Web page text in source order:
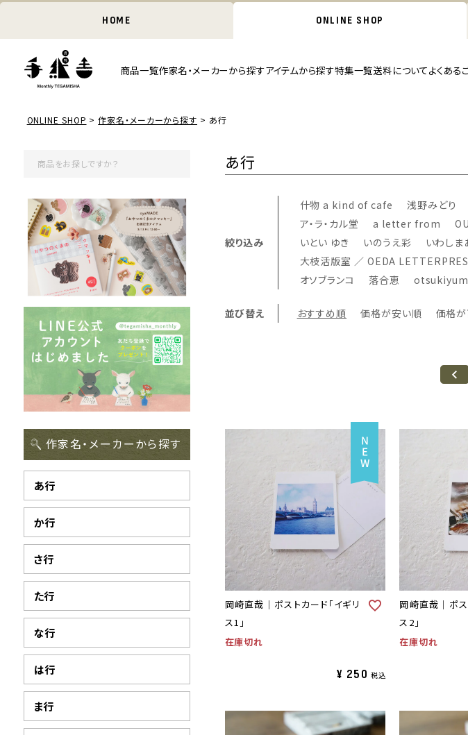
HOME ONLINE SHOP
商品一覧作家名・メーカーから探すアイテムから探す特集一覧送料についてよくある
ONLINE SHOP 作家名・メーカーから探す あ行
作家名・メーカーから探す
あ行
か行
さ行
た行
な行
は行
ま行
あ行
絞り込み
什物 a kind of cafe 浅野みどり
ア・ラ・カル堂
a letter from
いとい ゆき
いのうえ彩 いわしま
大枝活版室 ／ OEDA
オソブランコ
落合恵
並び替え おすすめ順 価格が安い順 価格
岡崎直哉｜ポストカード「イギリ
ス1」
在庫切れ
¥ 250 税込
岡崎直哉｜ポス
ス2」
在庫切れ